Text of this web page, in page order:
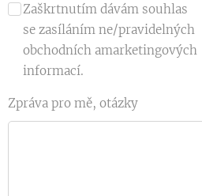
Zaškrtnutím dávám souhlas
se zasíláním ne/pravidelných
obchodních amarketingových
informací.
Zpráva pro mě, otázky